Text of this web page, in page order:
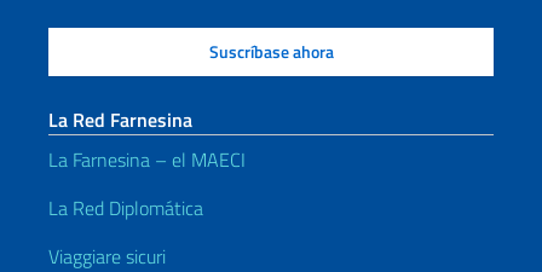
La Red Farnesina
La Farnesina – el MAECI
La Red Diplomática
Viaggiare sicuri